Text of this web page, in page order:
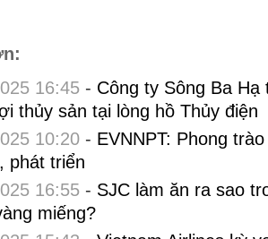
16:45- Công ty Sông Ba Hạ
thủy sản tại lòng hồ Thủy điện
10:20- EVNNPT: Phong
phát triển
16:55- SJC làm ăn ra sao
miếng?